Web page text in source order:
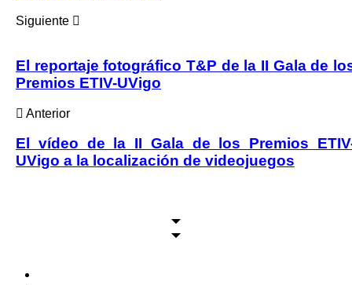
Siguiente
El reportaje fotográfico T&P de la II Gala de
Premios ETIV-UVigo
Anterior
El vídeo de la II Gala de los Premios
UVigo a la localización de videojuegos